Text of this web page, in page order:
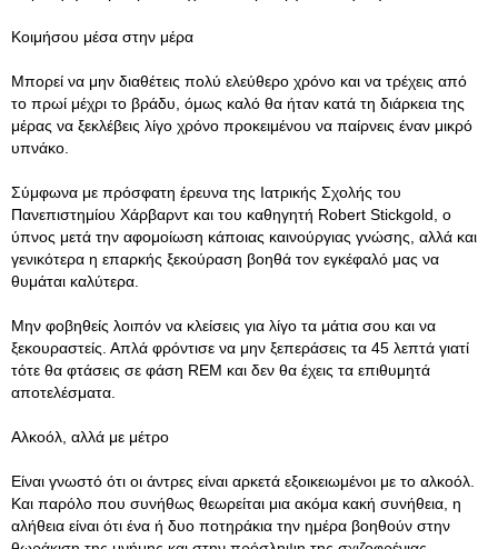
Κοιμήσου μέσα στην μέρα
Μπορεί να μην διαθέτεις πολύ ελεύθερο χρόνο και να τρέχεις από
το πρωί μέχρι το βράδυ, όμως καλό θα ήταν κατά τη διάρκεια της
μέρας να ξεκλέβεις λίγο χρόνο προκειμένου να παίρνεις έναν μικρό
υπνάκο.
Σύμφωνα με πρόσφατη έρευνα της Ιατρικής Σχολής του
Πανεπιστημίου Χάρβαρντ και του καθηγητή Robert Stickgold, ο
ύπνος μετά την αφομοίωση κάποιας καινούργιας γνώσης, αλλά και
γενικότερα η επαρκής ξεκούραση βοηθά τον εγκέφαλό μας να
θυμάται καλύτερα.
Μην φοβηθείς λοιπόν να κλείσεις για λίγο τα μάτια σου και να
ξεκουραστείς. Απλά φρόντισε να μην ξεπεράσεις τα 45 λεπτά γιατί
τότε θα φτάσεις σε φάση REM και δεν θα έχεις τα επιθυμητά
αποτελέσματα.
Αλκοόλ, αλλά με μέτρο
Είναι γνωστό ότι οι άντρες είναι αρκετά εξοικειωμένοι με το αλκοόλ.
Και παρόλο που συνήθως θεωρείται μια ακόμα κακή συνήθεια, η
αλήθεια είναι ότι ένα ή δυο ποτηράκια την ημέρα βοηθούν στην